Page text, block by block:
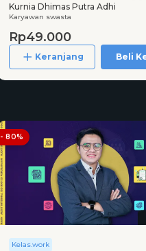
Kurnia Dhimas Putra Adhi
Karyawan swasta
Rp49.000
Keranjang Beli
- 80%
Kelas.work